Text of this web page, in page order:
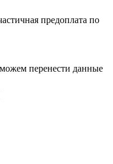
предоплата по
перенести данные